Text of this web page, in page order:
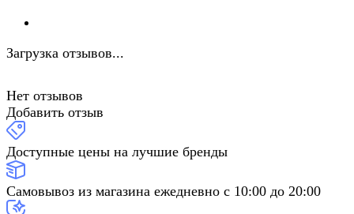
Загрузка отзывов...
Нет отзывов
Добавить отзыв
Доступные цены на лучшие бренды
Самовывоз из магазина ежедневно с 10:00 до 20:00